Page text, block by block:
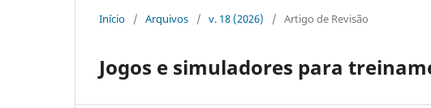
Início / Arquivos / v. 18 (2026) / Artigo de Revisão
Jogos e simuladores para